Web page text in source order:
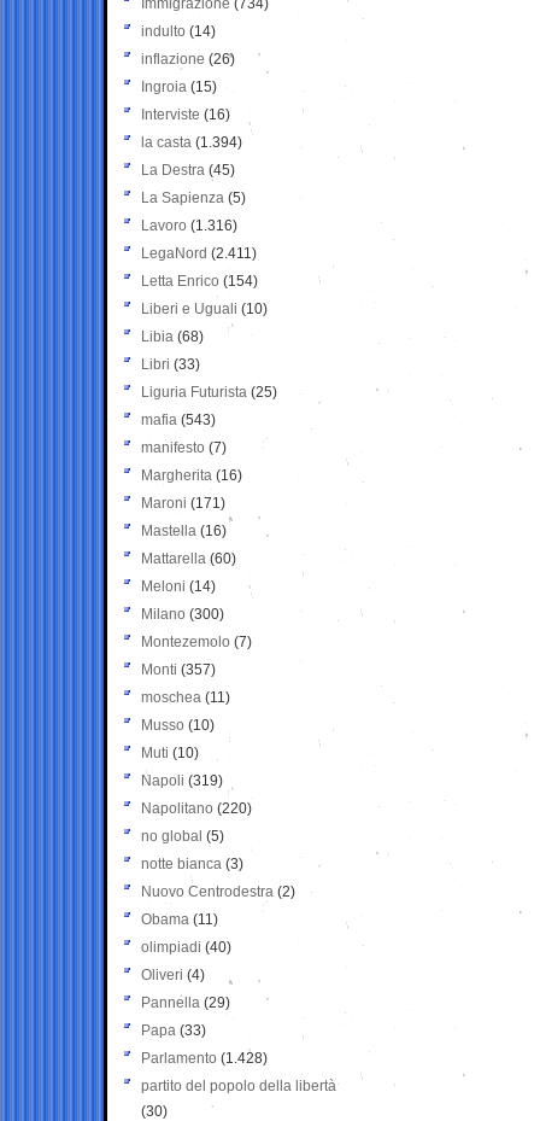
Immigrazione (734)
indulto (14)
inflazione (26)
Ingroia (15)
Interviste (16)
la casta (1.394)
La Destra (45)
La Sapienza (5)
Lavoro (1.316)
LegaNord (2.411)
Letta Enrico (154)
Liberi e Uguali (10)
Libia (68)
Libri (33)
Liguria Futurista (25)
mafia (543)
manifesto (7)
Margherita (16)
Maroni (171)
Mastella (16)
Mattarella (60)
Meloni (14)
Milano (300)
Montezemolo (7)
Monti (357)
moschea (11)
Musso (10)
Muti (10)
Napoli (319)
Napolitano (220)
no global (5)
notte bianca (3)
Nuovo Centrodestra (2)
Obama (11)
olimpiadi (40)
Oliveri (4)
Pannella (29)
Papa (33)
Parlamento (1.428)
partito del popolo della libertà
(30)